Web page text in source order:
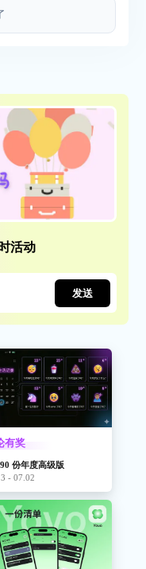
活动
发送
有奖
份年度高级版
- 07.02